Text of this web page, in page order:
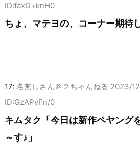
ID:faxD+knH0
ちょ、マテヨの、コーナー期待
17: 名無しさん＠２ちゃんねる 2023/
ID:GzAPyFn/0
キムタク「今日は新作ペヤング
～す♪」